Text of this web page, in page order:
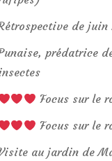
de
prédatrice
Focus sur le
Focus sur le
au jardin de